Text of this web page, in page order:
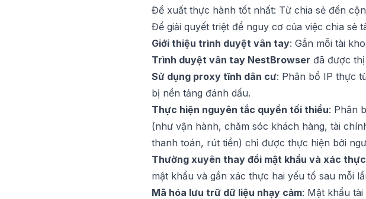
Đề xuất thực hành tốt nhất: Từ chia sẻ đến
Để giải quyết triệt để nguy cơ của việc chia sẻ
Giới thiệu trình duyệt vân tay: Gắn mỗi tài
Trình duyệt vân tay NestBrowser đã được
Sử dụng proxy tĩnh dân cư: Phân bổ IP thực
bị nền tảng đánh dấu.
Thực hiện nguyên tắc quyền tối thiểu: Phân
(như vận hành, chăm sóc khách hàng, tài
thanh toán, rút tiền) chỉ được thực hiện bởi
Thường xuyên thay đổi mật khẩu và xác
mật khẩu và gắn xác thực hai yếu tố sau mỗi
Mã hóa lưu trữ dữ liệu nhạy cảm: Mật khẩu